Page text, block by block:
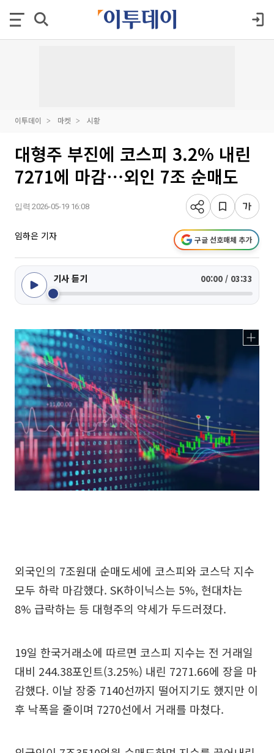
이투데이 마켓 시황
대형주 부진에 코스피 3.2% 내린
7271에 마감⋯외인 7조 순매도
입력 2026-05-19 16:08
임하은 기자 구글 선호매체 추가
기사 듣기 00:00 / 03:33
외국인의 7조원대 순매도세에 코스피와 코스닥 지수
모두 하락 마감했다. SK하이닉스는 5%, 현대차는
8% 급락하는 등 대형주의 약세가 두드러졌다.
19일 한국거래소에 따르면 코스피 지수는 전 거래일
대비 244.38포인트(3.25%) 내린 7271.66에 장을 마
감했다. 이날 장중 7140선까지 떨어지기도 했지만 이
후 낙폭을 줄이며 7270선에서 거래를 마쳤다.